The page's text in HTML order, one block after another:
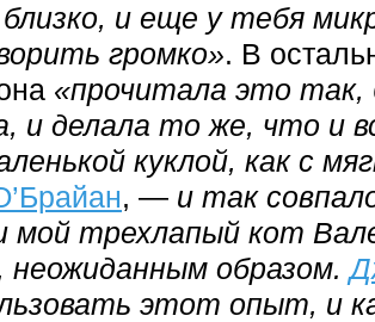
и еще у тебя
громко». В
«прочитала это
и делала то же, что и
куклой, как с
, — и так
мой трехлапый кот
неожиданным образом.
этот опыт, и